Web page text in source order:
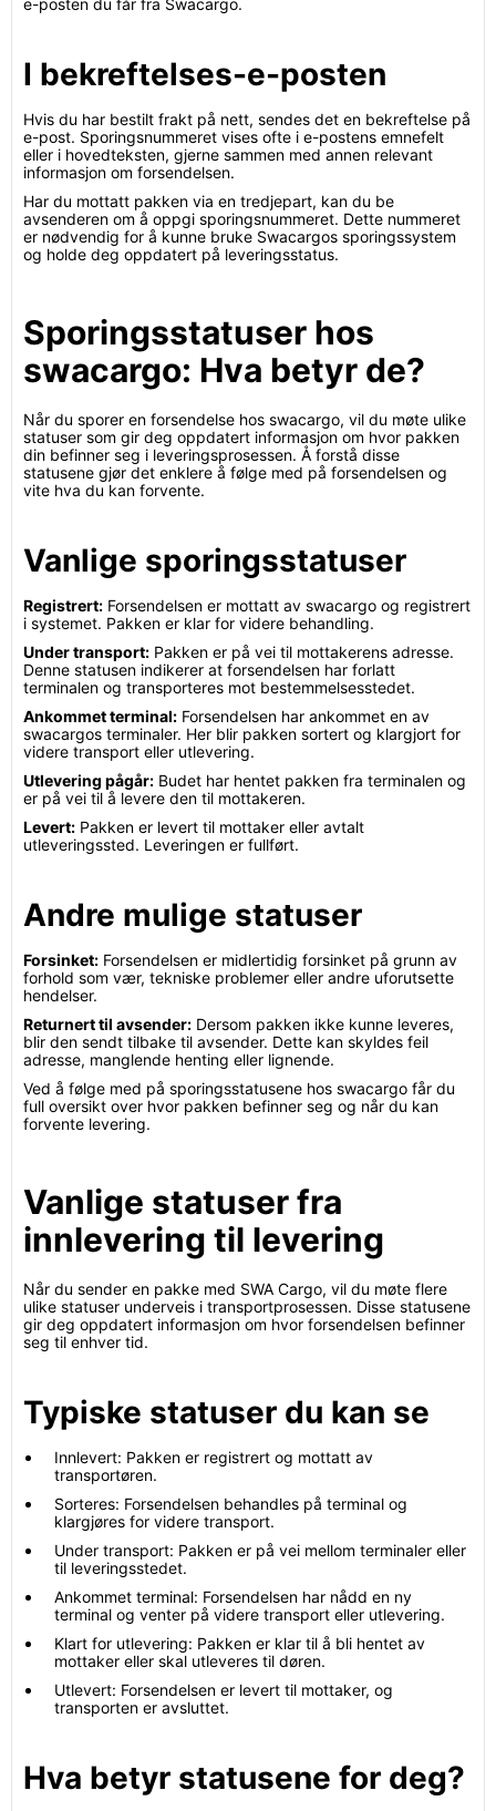
e-posten du får fra Swacargo.
I bekreftelses-e-posten
Hvis du har bestilt frakt på nett, sendes det en bekreftelse på
e-post. Sporingsnummeret vises ofte i e-postens emnefelt
eller i hovedteksten, gjerne sammen med annen relevant
informasjon om forsendelsen.
Har du mottatt pakken via en tredjepart, kan du be
avsenderen om å oppgi sporingsnummeret. Dette nummeret
er nødvendig for å kunne bruke Swacargos sporingssystem
og holde deg oppdatert på leveringsstatus.
Sporingsstatuser hos
swacargo: Hva betyr de?
Når du sporer en forsendelse hos swacargo, vil du møte ulike
statuser som gir deg oppdatert informasjon om hvor pakken
din befinner seg i leveringsprosessen. Å forstå disse
statusene gjør det enklere å følge med på forsendelsen og
vite hva du kan forvente.
Vanlige sporingsstatuser
Registrert: Forsendelsen er mottatt av swacargo og registrert
i systemet. Pakken er klar for videre behandling.
Under transport: Pakken er på vei til mottakerens adresse.
Denne statusen indikerer at forsendelsen har forlatt
terminalen og transporteres mot bestemmelsesstedet.
Ankommet terminal: Forsendelsen har ankommet en av
swacargos terminaler. Her blir pakken sortert og klargjort for
videre transport eller utlevering.
Utlevering pågår: Budet har hentet pakken fra terminalen og
er på vei til å levere den til mottakeren.
Levert: Pakken er levert til mottaker eller avtalt
utleveringssted. Leveringen er fullført.
Andre mulige statuser
Forsinket: Forsendelsen er midlertidig forsinket på grunn av
forhold som vær, tekniske problemer eller andre uforutsette
hendelser.
Returnert til avsender: Dersom pakken ikke kunne leveres,
blir den sendt tilbake til avsender. Dette kan skyldes feil
adresse, manglende henting eller lignende.
Ved å følge med på sporingsstatusene hos swacargo får du
full oversikt over hvor pakken befinner seg og når du kan
forvente levering.
Vanlige statuser fra
innlevering til levering
Når du sender en pakke med SWA Cargo, vil du møte flere
ulike statuser underveis i transportprosessen. Disse statusene
gir deg oppdatert informasjon om hvor forsendelsen befinner
seg til enhver tid.
Typiske statuser du kan se
Innlevert: Pakken er registrert og mottatt av
transportøren.
Sorteres: Forsendelsen behandles på terminal og
klargjøres for videre transport.
Under transport: Pakken er på vei mellom terminaler eller
til leveringsstedet.
Ankommet terminal: Forsendelsen har nådd en ny
terminal og venter på videre transport eller utlevering.
Klart for utlevering: Pakken er klar til å bli hentet av
mottaker eller skal utleveres til døren.
Utlevert: Forsendelsen er levert til mottaker, og
transporten er avsluttet.
Hva betyr statusene for deg?